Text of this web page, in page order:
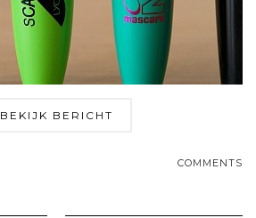
BEKIJK BERICHT
COMMENTS